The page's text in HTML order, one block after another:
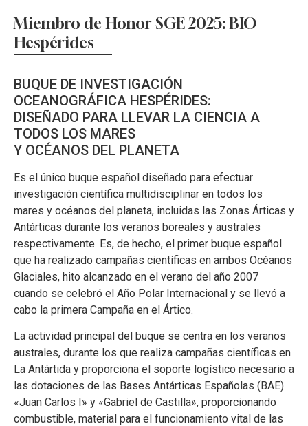
Miembro de Honor SGE 2025: BIO
Hespérides
BUQUE DE INVESTIGACIÓN
OCEANOGRÁFICA HESPÉRIDES:
DISEÑADO PARA LLEVAR LA CIENCIA A
TODOS LOS MARES
Y OCÉANOS DEL PLANETA
Es el único buque español diseñado para efectuar
investigación científica multidisciplinar en todos los
mares y océanos del planeta, incluidas las Zonas Árticas y
Antárticas durante los veranos boreales y australes
respectivamente. Es, de hecho, el primer buque español
que ha realizado campañas científicas en ambos Océanos
Glaciales, hito alcanzado en el verano del año 2007
cuando se celebró el Año Polar Internacional y se llevó a
cabo la primera Campaña en el Ártico.
La actividad principal del buque se centra en los veranos
australes, durante los que realiza campañas científicas en
La Antártida y proporciona el soporte logístico necesario a
las dotaciones de las Bases Antárticas Españolas (BAE)
«Juan Carlos I» y «Gabriel de Castilla», proporcionando
combustible, material para el funcionamiento vital de las